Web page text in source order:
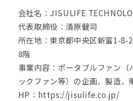
会社名：JISULIFE
代表取締役：清原健司
所在地：東京都中央区新富1-
8階
事業内容：ポータブルファン（
ックファン等）の企画、製造、
HP： https://jisulife.co.jp/